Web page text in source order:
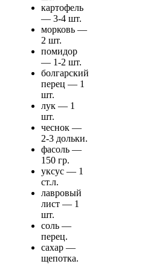
картофель
— 3-4 шт.
морковь —
2 шт.
помидор
— 1-2 шт.
болгарский
перец — 1
шт.
лук — 1
шт.
чеснок —
2-3 дольки.
фасоль —
150 гр.
уксус — 1
ст.л.
лавровый
лист — 1
шт.
соль —
перец.
сахар —
щепотка.